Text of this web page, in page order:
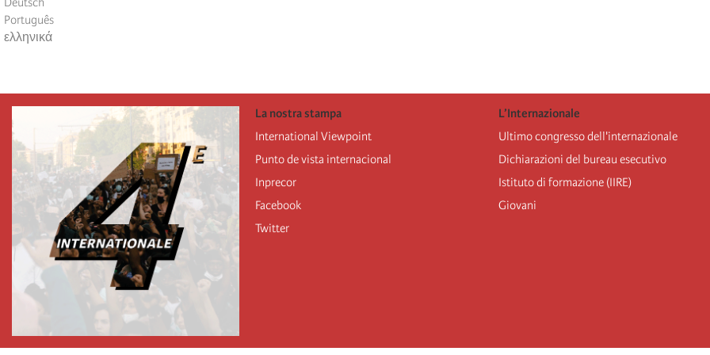
Português
ελληνικά
La nostra stampa
International Viewpoint
Punto de vista internacional
Inprecor
Facebook
Twitter
L’Internazionale
Ultimo congresso dell'internazionale
Dichiarazioni del bureau esecutivo
Istituto di formazione (IIRE)
Giovani